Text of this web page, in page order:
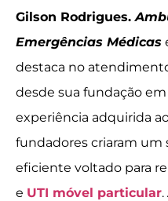
Gilson Rodrigues.
Emergências Médicas
destaca no
desde sua fundação em
experiência adquirida
fundadores criaram um
eficiente voltado para
e UTI móvel particular.